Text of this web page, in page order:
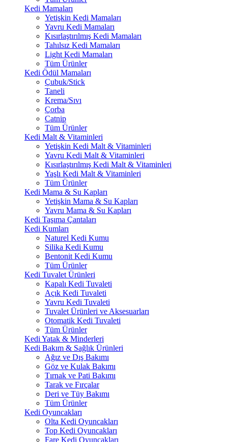
Kedi Mamaları
Yetişkin Kedi Mamaları
Yavru Kedi Mamaları
Kısırlaştırılmış Kedi Mamaları
Tahılsız Kedi Mamaları
Light Kedi Mamaları
Tüm Ürünler
Kedi Ödül Mamaları
Çubuk/Stick
Taneli
Krema/Sıvı
Çorba
Catnip
Tüm Ürünler
Kedi Malt & Vitaminleri
Yetişkin Kedi Malt & Vitaminleri
Yavru Kedi Malt & Vitaminleri
Kısırlaştırılmış Kedi Malt & Vitaminleri
Yaşlı Kedi Malt & Vitaminleri
Tüm Ürünler
Kedi Mama & Su Kapları
Yetişkin Mama & Su Kapları
Yavru Mama & Su Kapları
Kedi Taşıma Çantaları
Kedi Kumları
Naturel Kedi Kumu
Silika Kedi Kumu
Bentonit Kedi Kumu
Tüm Ürünler
Kedi Tuvalet Ürünleri
Kapalı Kedi Tuvaleti
Açık Kedi Tuvaleti
Yavru Kedi Tuvaleti
Tuvalet Ürünleri ve Aksesuarları
Otomatik Kedi Tuvaleti
Tüm Ürünler
Kedi Yatak & Minderleri
Kedi Bakım & Sağlık Ürünleri
Ağız ve Dış Bakımı
Göz ve Kulak Bakımı
Tırnak ve Pati Bakımı
Tarak ve Fırçalar
Deri ve Tüy Bakımı
Tüm Ürünler
Kedi Oyuncakları
Olta Kedi Oyuncakları
Top Kedi Oyuncakları
Fare Kedi Oyuncakları